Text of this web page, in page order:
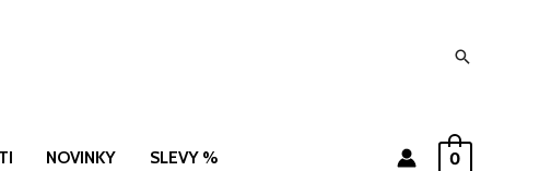
Hledat
NOVINKY SLEVY % 0